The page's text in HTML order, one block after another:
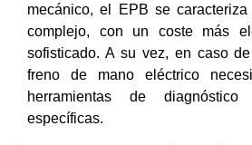
mecánico, el EPB se
complejo, con un coste más
sofisticado. A su vez, en caso
freno de mano eléctrico
herramientas de
específicas.